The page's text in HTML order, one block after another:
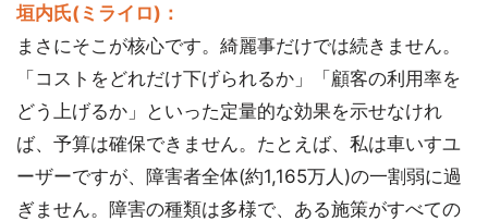
垣内氏(ミライロ)：
まさにそこが核心です。綺麗事だけでは続きません。
「コストをどれだけ下げられるか」「顧客の利用率を
どう上げるか」といった定量的な効果を示せなけれ
ば、予算は確保できません。たとえば、私は車いすユ
ーザーですが、障害者全体(約1,165万人)の一割弱に過
ぎません。障害の種類は多様で、ある施策がすべての